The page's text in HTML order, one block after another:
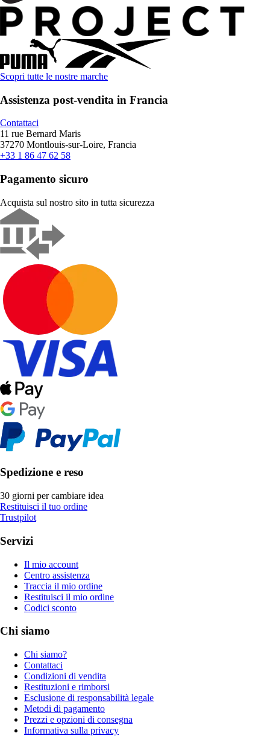
Scopri tutte le nostre marche
Assistenza post-vendita in Francia
Contattaci
11 rue Bernard Maris
37270 Montlouis-sur-Loire, Francia
+33 1 86 47 62 58
Pagamento sicuro
Acquista sul nostro sito in tutta sicurezza
Spedizione e reso
30 giorni per cambiare idea
Restituisci il tuo ordine
Trustpilot
Servizi
Il mio account
Centro assistenza
Traccia il mio ordine
Restituisci il mio ordine
Codici sconto
Chi siamo
Chi siamo?
Contattaci
Condizioni di vendita
Restituzioni e rimborsi
Esclusione di responsabilità legale
Metodi di pagamento
Prezzi e opzioni di consegna
Informativa sulla privacy